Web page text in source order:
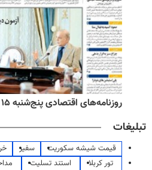
روزنامه‌های اقتصادی پنج‌شنبه ۱۵ مرداد ۱۴۰۵
تبلیغات
قیمت شیشه سکوریت سفیر
تور کربلا
استند تسلیت